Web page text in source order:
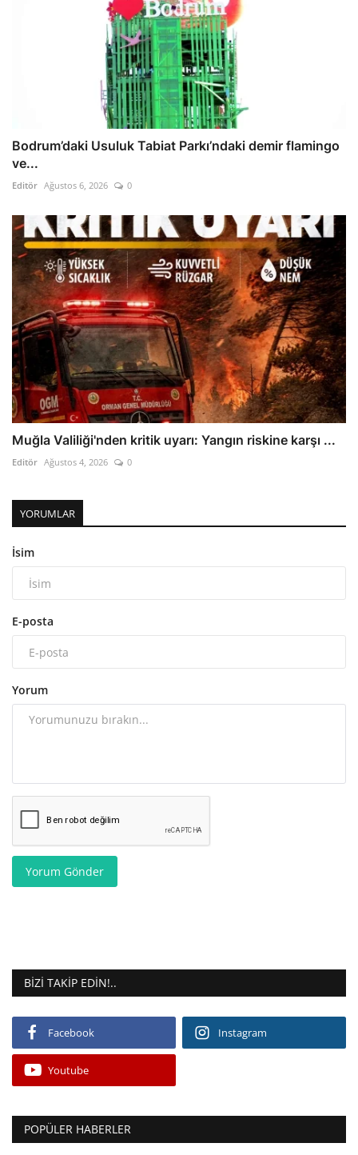
Bodrum’daki Usuluk Tabiat Parkı’ndaki demir flamingo
ve...
Editör Ağustos 6, 2026 0
Muğla Valiliği'nden kritik uyarı: Yangın riskine karşı ...
Editör Ağustos 4, 2026 0
YORUMLAR
İsim
E-posta
Yorum
Yorum Gönder
BIZI TAKIP EDIN!..
Facebook Instagram
Youtube
POPÜLER HABERLER